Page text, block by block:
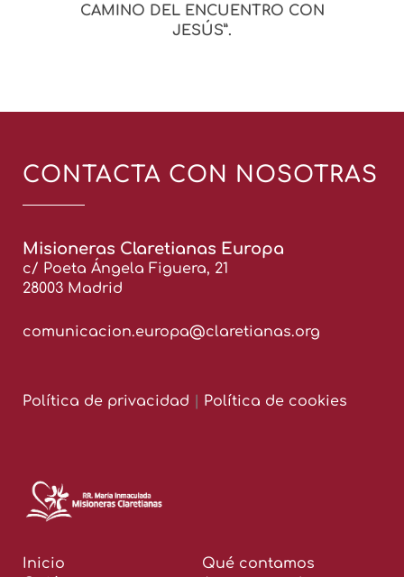
CAMINO DEL ENCUENTRO CON
JESÚS”.
CONTACTA CON NOSOTRAS
Misioneras Claretianas Europa
c/ Poeta Ángela Figuera, 21
28003 Madrid
comunicacion.europa@claretianas.org
Política de privacidad Política de cookies
Inicio
Qué contamos